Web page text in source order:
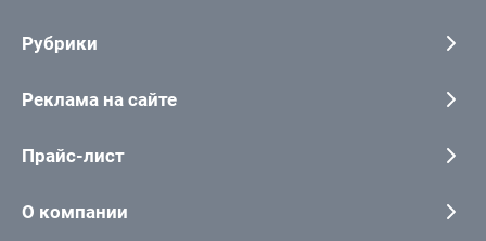
Рубрики
Реклама на сайте
Прайс-лист
О компании